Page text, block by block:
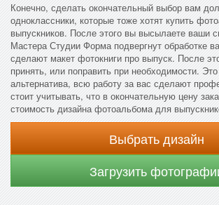
Конечно, сделать окончательный выбор вам
одноклассники, которые тоже хотят купить
выпускников. После этого вы высылаете ваши
Мастера Студии Форма подвергнут обработке
сделают макет фотокниги про выпуск. После
принять, или поправить при необходимости.
альтернатива, всю работу за вас сделают
стоит учитывать, что в окончательную цену
стоимость дизайна фотоальбома для
Выбрать дизайн
Загрузить